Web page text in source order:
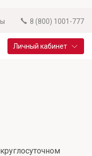
8 (800) 1001-777
Личный кабинет